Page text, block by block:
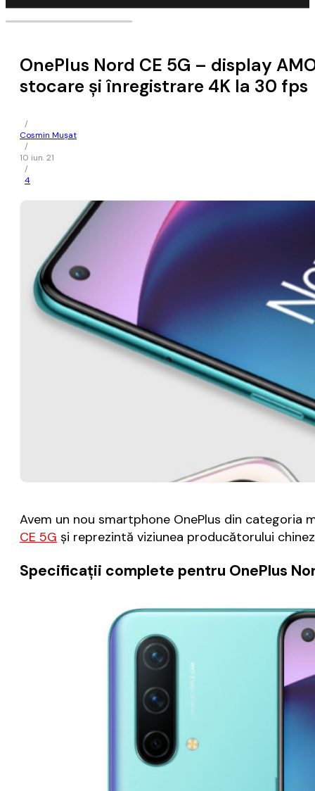
OnePlus Nord CE 5G – display
stocare şi înregistrare 4K la 30 fps
/
Cosmin Mușat
/
10 iun. 21
/
4
Avem un nou smartphone OnePlus din
CE 5G şi reprezintă viziunea producătorului
Specificaţii complete pentru OnePlus